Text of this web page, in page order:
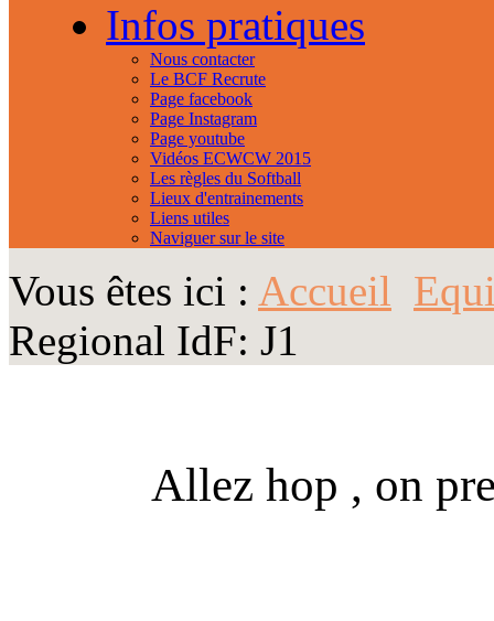
Infos pratiques
Nous contacter
Le BCF Recrute
Page facebook
Page Instagram
Page youtube
Vidéos ECWCW 2015
Les règles du Softball
Lieux d'entrainements
Liens utiles
Naviguer sur le site
Vous êtes ici : Accueil
Regional IdF: J1
Allez hop , on